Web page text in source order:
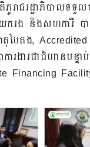
ជរដ្ឋាភិបាលទទួលប
យករង និងសហការី
តុបៃតង,
រជាជំហានបន្ទាប់ក្
Financing